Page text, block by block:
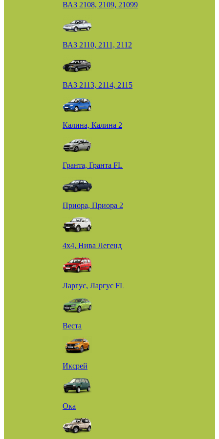
ВАЗ 2108, 2109, 21099
ВАЗ 2110, 2111, 2112
ВАЗ 2113, 2114, 2115
Калина, Калина 2
Гранта, Гранта FL
Приора, Приора 2
4х4, Нива Легенд
Ларгус, Ларгус FL
Веста
Иксрей
Ока